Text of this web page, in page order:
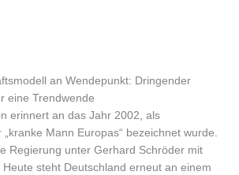
an Wendepunkt: Dringender
eine Trendwende
erinnert an das Jahr 2002, als
„kranke Mann Europas“ bezeichnet wurde.
Regierung unter Gerhard Schröder mit
Heute steht Deutschland erneut an einem